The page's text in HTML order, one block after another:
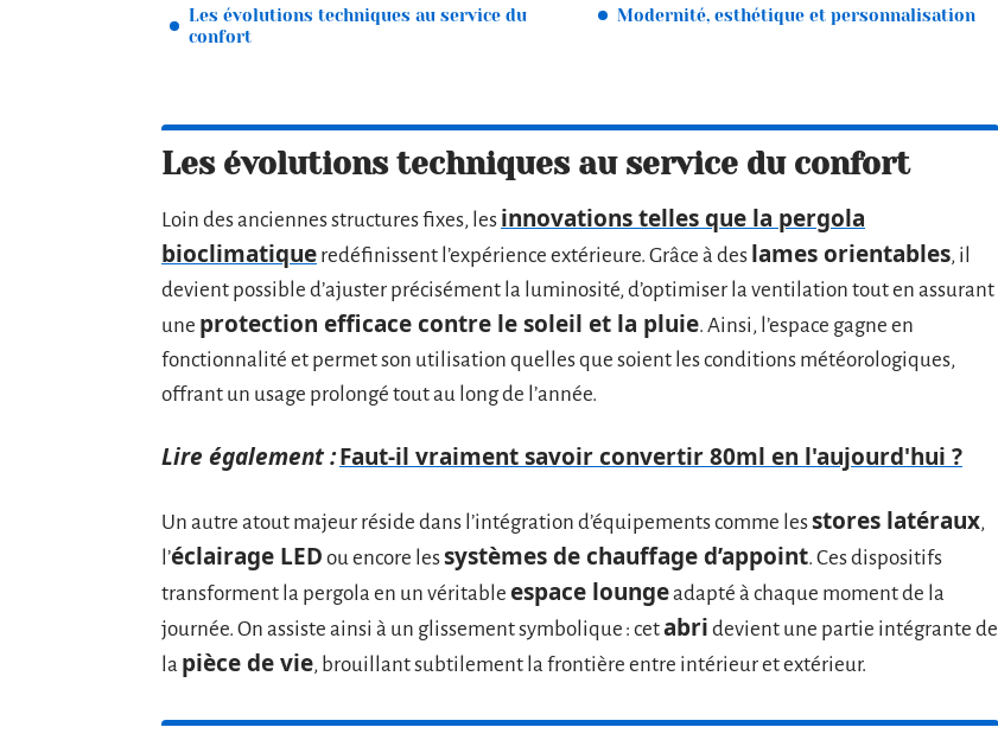
Les évolutions techniques au service du
confort
Modernité, esthétique et personnalisation
Les évolutions techniques au service du confort
Loin des anciennes structures fixes, les innovations telles que la pergola
bioclimatique redéfinissent l’expérience extérieure. Grâce à des lames orientables, il
devient possible d’ajuster précisément la luminosité, d’optimiser la ventilation tout en assurant
une protection efficace contre le soleil et la pluie. Ainsi, l’espace gagne en
fonctionnalité et permet son utilisation quelles que soient les conditions météorologiques,
offrant un usage prolongé tout au long de l’année.
Lire également :Faut-il vraiment savoir convertir 80ml en l'aujourd'hui ?
Un autre atout majeur réside dans l’intégration d’équipements comme lesstores latéraux,
l’éclairage LED ou encore lessystèmes de chauffage d’appoint. Ces dispositifs
transforment la pergola en un véritable espace loungeadapté à chaque moment de la
journée. On assiste ainsi à un glissement symbolique : cetabri devient une partie intégrante de
la pièce de vie, brouillant subtilement la frontière entre intérieur et extérieur.